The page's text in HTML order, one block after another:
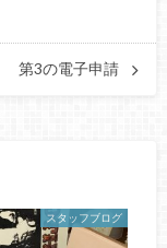
第3の電子申請
スタッフブログ